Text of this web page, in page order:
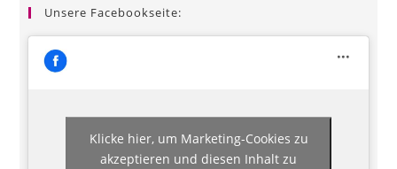
Unsere Facebookseite:
Klicke hier, um Marketing-Cookies zu
akzeptieren und diesen Inhalt zu